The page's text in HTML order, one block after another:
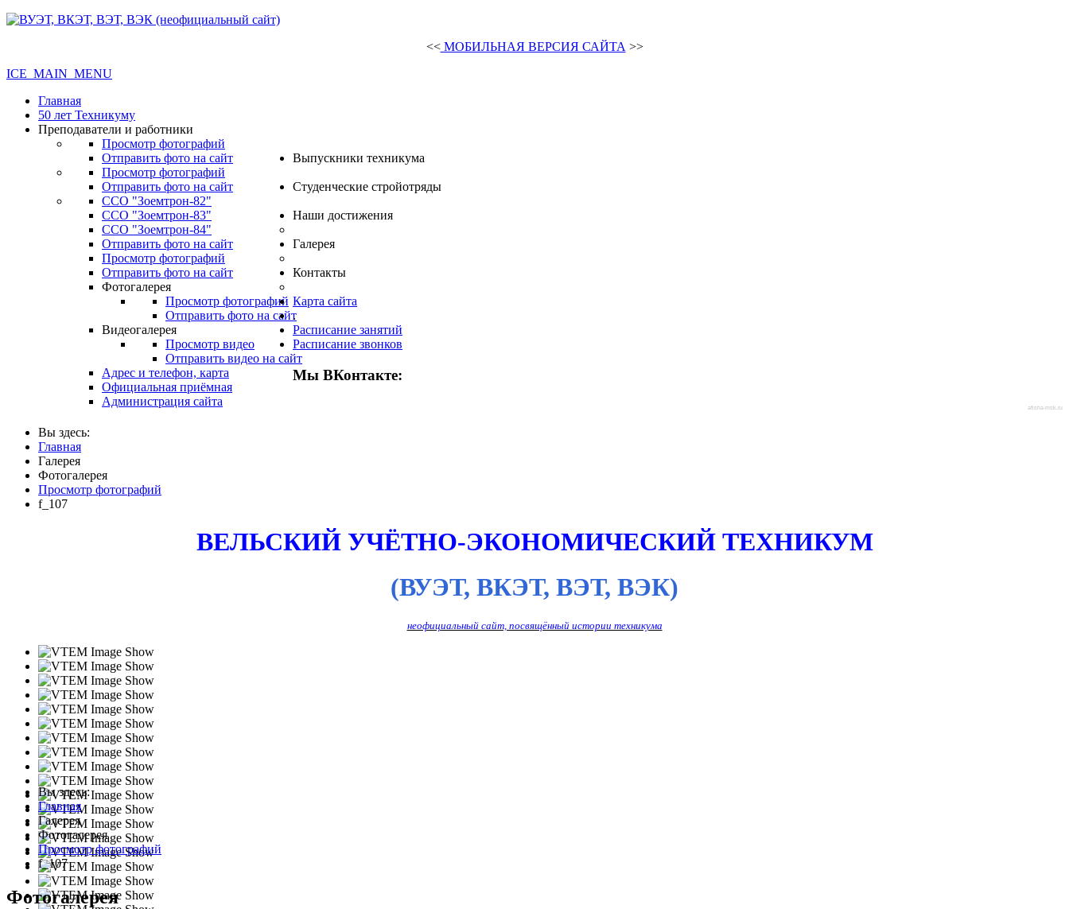
<<МОБИЛЬНАЯ ВЕРСИЯ САЙТА >>
ICE_MAIN_MENU
Главная
50 лет Техникуму
Преподаватели и работники
Просмотр фотографий
Отправить фото на сайт
Выпускники техникума
Просмотр фотографий
Отправить фото на сайт
Студенческие стройотряды
ССО "Зоемтрон-82"
ССО "Зоемтрон-83"
ССО "Зоемтрон-84"
Отправить фото на сайт
Наши достижения
Просмотр фотографий
Отправить фото на сайт
Галерея
Фотогалерея
Просмотр фотографий
Отправить фото на сайт
Видеогалерея
Просмотр видео
Отправить видео на сайт
Контакты
Адрес и телефон, карта
Официальная приёмная
Администрация сайта
Карта сайта
.
Расписание занятий
Расписание звонков
Мы ВКонтакте:
afisha-msk.ru
Вы здесь:
Главная
Галерея
Фотогалерея
Просмотр фотографий
f_107
ВЕЛЬСКИЙ УЧЁТНО-ЭКОНОМИЧЕСКИЙ ТЕХНИКУМ
(ВУЭТ, ВКЭТ, ВЭТ, ВЭК)
неофициальный сайт, посвящённый истории техникума
Вы здесь:
Главная
Галерея
Фотогалерея
Просмотр фотографий
f_107
Фотогалерея